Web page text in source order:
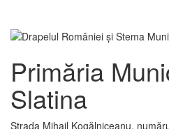
Primăria
Slatina
Strada Mihail Kogălniceanu,